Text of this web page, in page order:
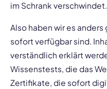
im Schrank verschwindet.
Also haben wir es
sofort verfügbar sind.
verständlich erklärt
Wissenstests, die das
Zertifikate, die sofort